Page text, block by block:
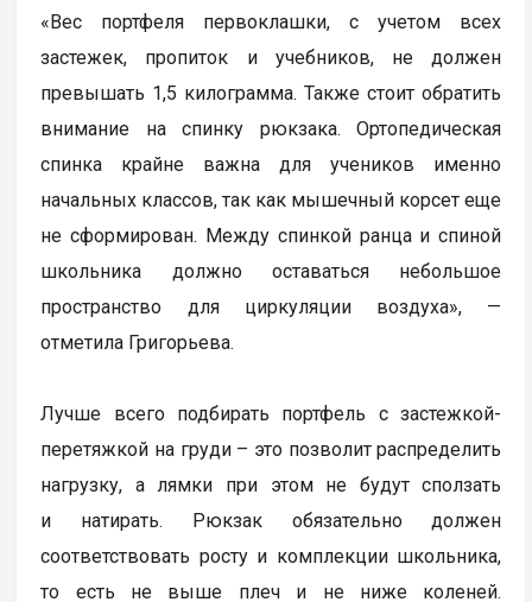
«Вес портфеля первоклашки, с учетом всех
застежек, пропиток и учебников, не должен
превышать 1,5 килограмма. Также стоит обратить
внимание на спинку рюкзака. Ортопедическая
спинка крайне важна для учеников именно
начальных классов, так как мышечный корсет еще
не сформирован. Между спинкой ранца и спиной
школьника должно оставаться небольшое
пространство для циркуляции воздуха», —
отметила Григорьева.
Лучше всего подбирать портфель с застежкой-
перетяжкой на груди – это позволит распределить
нагрузку, а лямки при этом не будут сползать
и натирать. Рюкзак обязательно должен
соответствовать росту и комплекции школьника,
то есть не выше плеч и не ниже коленей.